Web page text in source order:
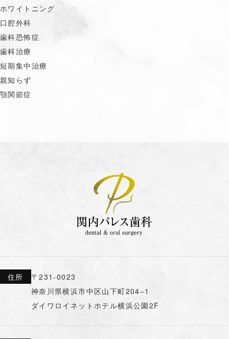
ホワイトニング
口腔外科
歯科恐怖症
歯科治療
短期集中治療
親知らず
顎関節症
住所
〒231-0023
神奈川県横浜市中区山下町204−1
ダイワロイネットホテル横浜公園2F